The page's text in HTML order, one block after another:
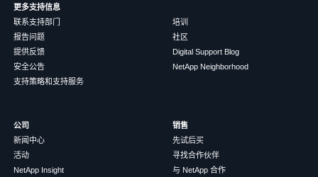
更多支持信息
联系支持部门
报告问题
提供反馈
安全公告
支持策略和支持服务
培训
社区
Digital Support Blog
NetApp Neighborhood
公司
新闻中心
活动
NetApp Insight
销售
先试后买
寻找合作伙伴
与 NetApp 合作